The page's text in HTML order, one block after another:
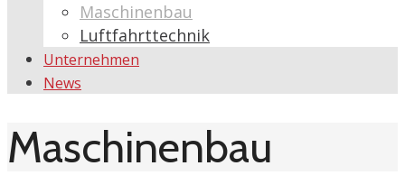
Maschinenbau
Luftfahrttechnik
Unternehmen
News
Maschinenbau